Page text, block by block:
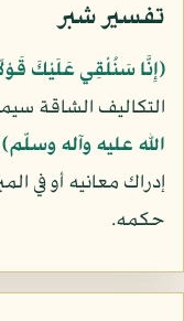
تفسير شبر
﴿إِنَّا سَنُلْقِي عَلَيْكَ
التكاليف الشاقة
الله عليه وآله وسلّم)
إدراك معانيه أو في
حكمه.